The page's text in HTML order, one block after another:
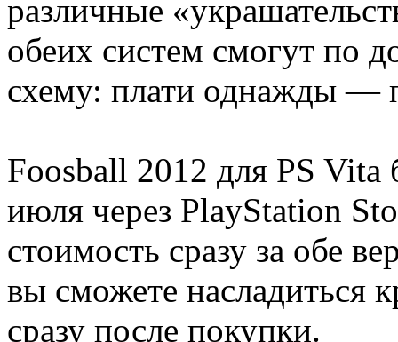
различные
обеих систем смогут по
схему: плати однажды —
Foosball 2012 для PS Vita
июля через PlayStation
стоимость сразу за обе
вы сможете насладиться
сразу после покупки.